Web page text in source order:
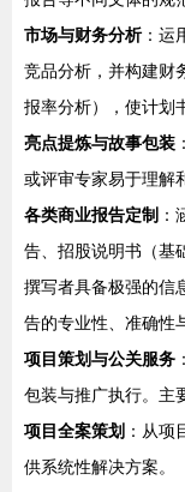
市场与财务分析：运
竞品分析，并构建财
报率分析），使计划
亮点提炼与故事包装
或评审专家易于理解
各类商业报告定制
告、招股说明书（基
撰写者具备极强的信
告的专业性、准确性
项目策划与公关服务
包装与推广执行。主
项目全案策划 ：从
供系统性解决方案。